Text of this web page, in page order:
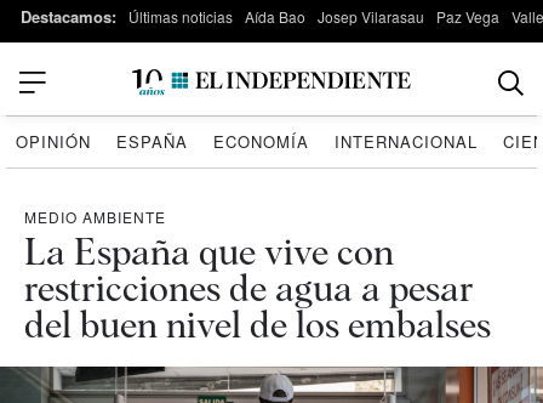
Destacamos: Últimas noticias Aída Bao Josep Vilarasau Paz Vega
OPINIÓN ESPAÑA ECONOMÍA INTERNACIONAL
MEDIO AMBIENTE
La España que vive con
restricciones de agua a pesar
del buen nivel de los embalses